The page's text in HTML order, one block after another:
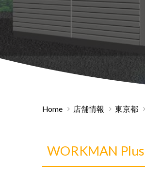
Home 店舗情報 東京都
WORKMAN